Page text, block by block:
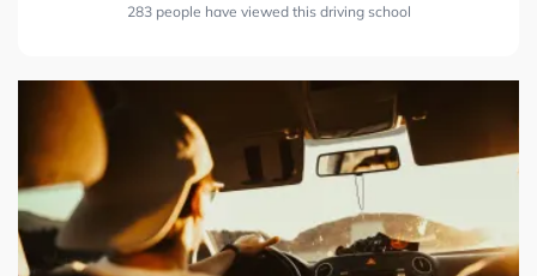
283 people have viewed this driving school